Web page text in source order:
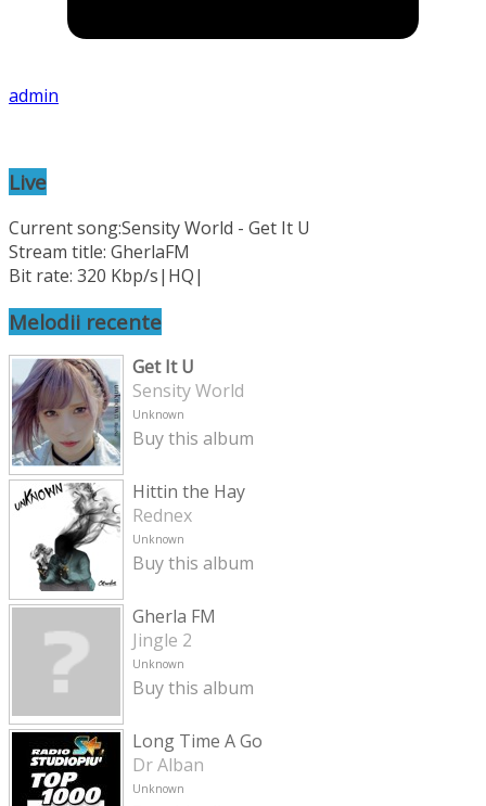
admin
Live
Current song:Sensity World - Get It U
Stream title: GherlaFM
Bit rate: 320 Kbp/s|HQ|
Melodii recente
Get It U
Sensity World
Unknown
Buy this album
Hittin the Hay
Rednex
Unknown
Buy this album
Gherla FM
Jingle 2
Unknown
Buy this album
Long Time A Go
Dr Alban
Unknown